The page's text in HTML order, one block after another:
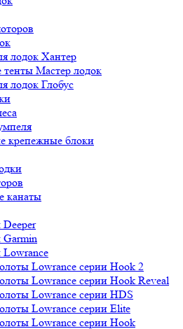
лодок Хантер
Мастер лодок
лодок Глобус
крепежные блоки
канаты
Lowrance серии Hook 2
Lowrance серии Hook Reveal
Lowrance серии HDS
Lowrance серии Elite
Lowrance серии Hook